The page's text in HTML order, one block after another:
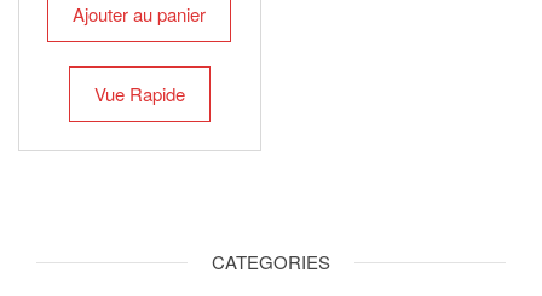
Ajouter au panier
Vue Rapide
CATEGORIES